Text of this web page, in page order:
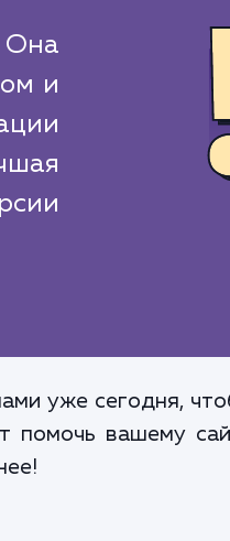
Она
и
уже сегодня,
помочь вашему